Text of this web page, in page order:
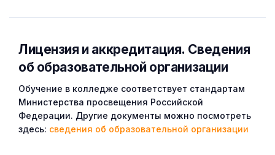
Лицензия и аккредитация. Cведения
об образовательной организации
Обучение в колледже соответствует стандартам
Министерства просвещения Российской
Федерации. Другие документы можно посмотреть
здесь: сведения об образовательной организации